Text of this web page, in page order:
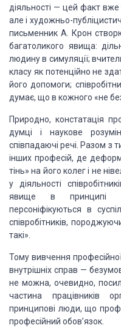
діяльності — цей факт вже
але і художньо-
письменник А. Крон
багатоликого явища:
людину в симуляції;
класу як потенційно не
його допомоги;
думає, що в кожного «не
Природно, констатація
думці і наукове
співпадаючі речі. Разом з
інших професій, де
тінь» на його колег і не
у діяльності
явище в принципі
персоніфікуються в
співробітників,
такі».
Тому вивчення
внутрішніх справ —
не можна, очевидно,
частина працівників
принципові люди, що
професійний обов’язок.